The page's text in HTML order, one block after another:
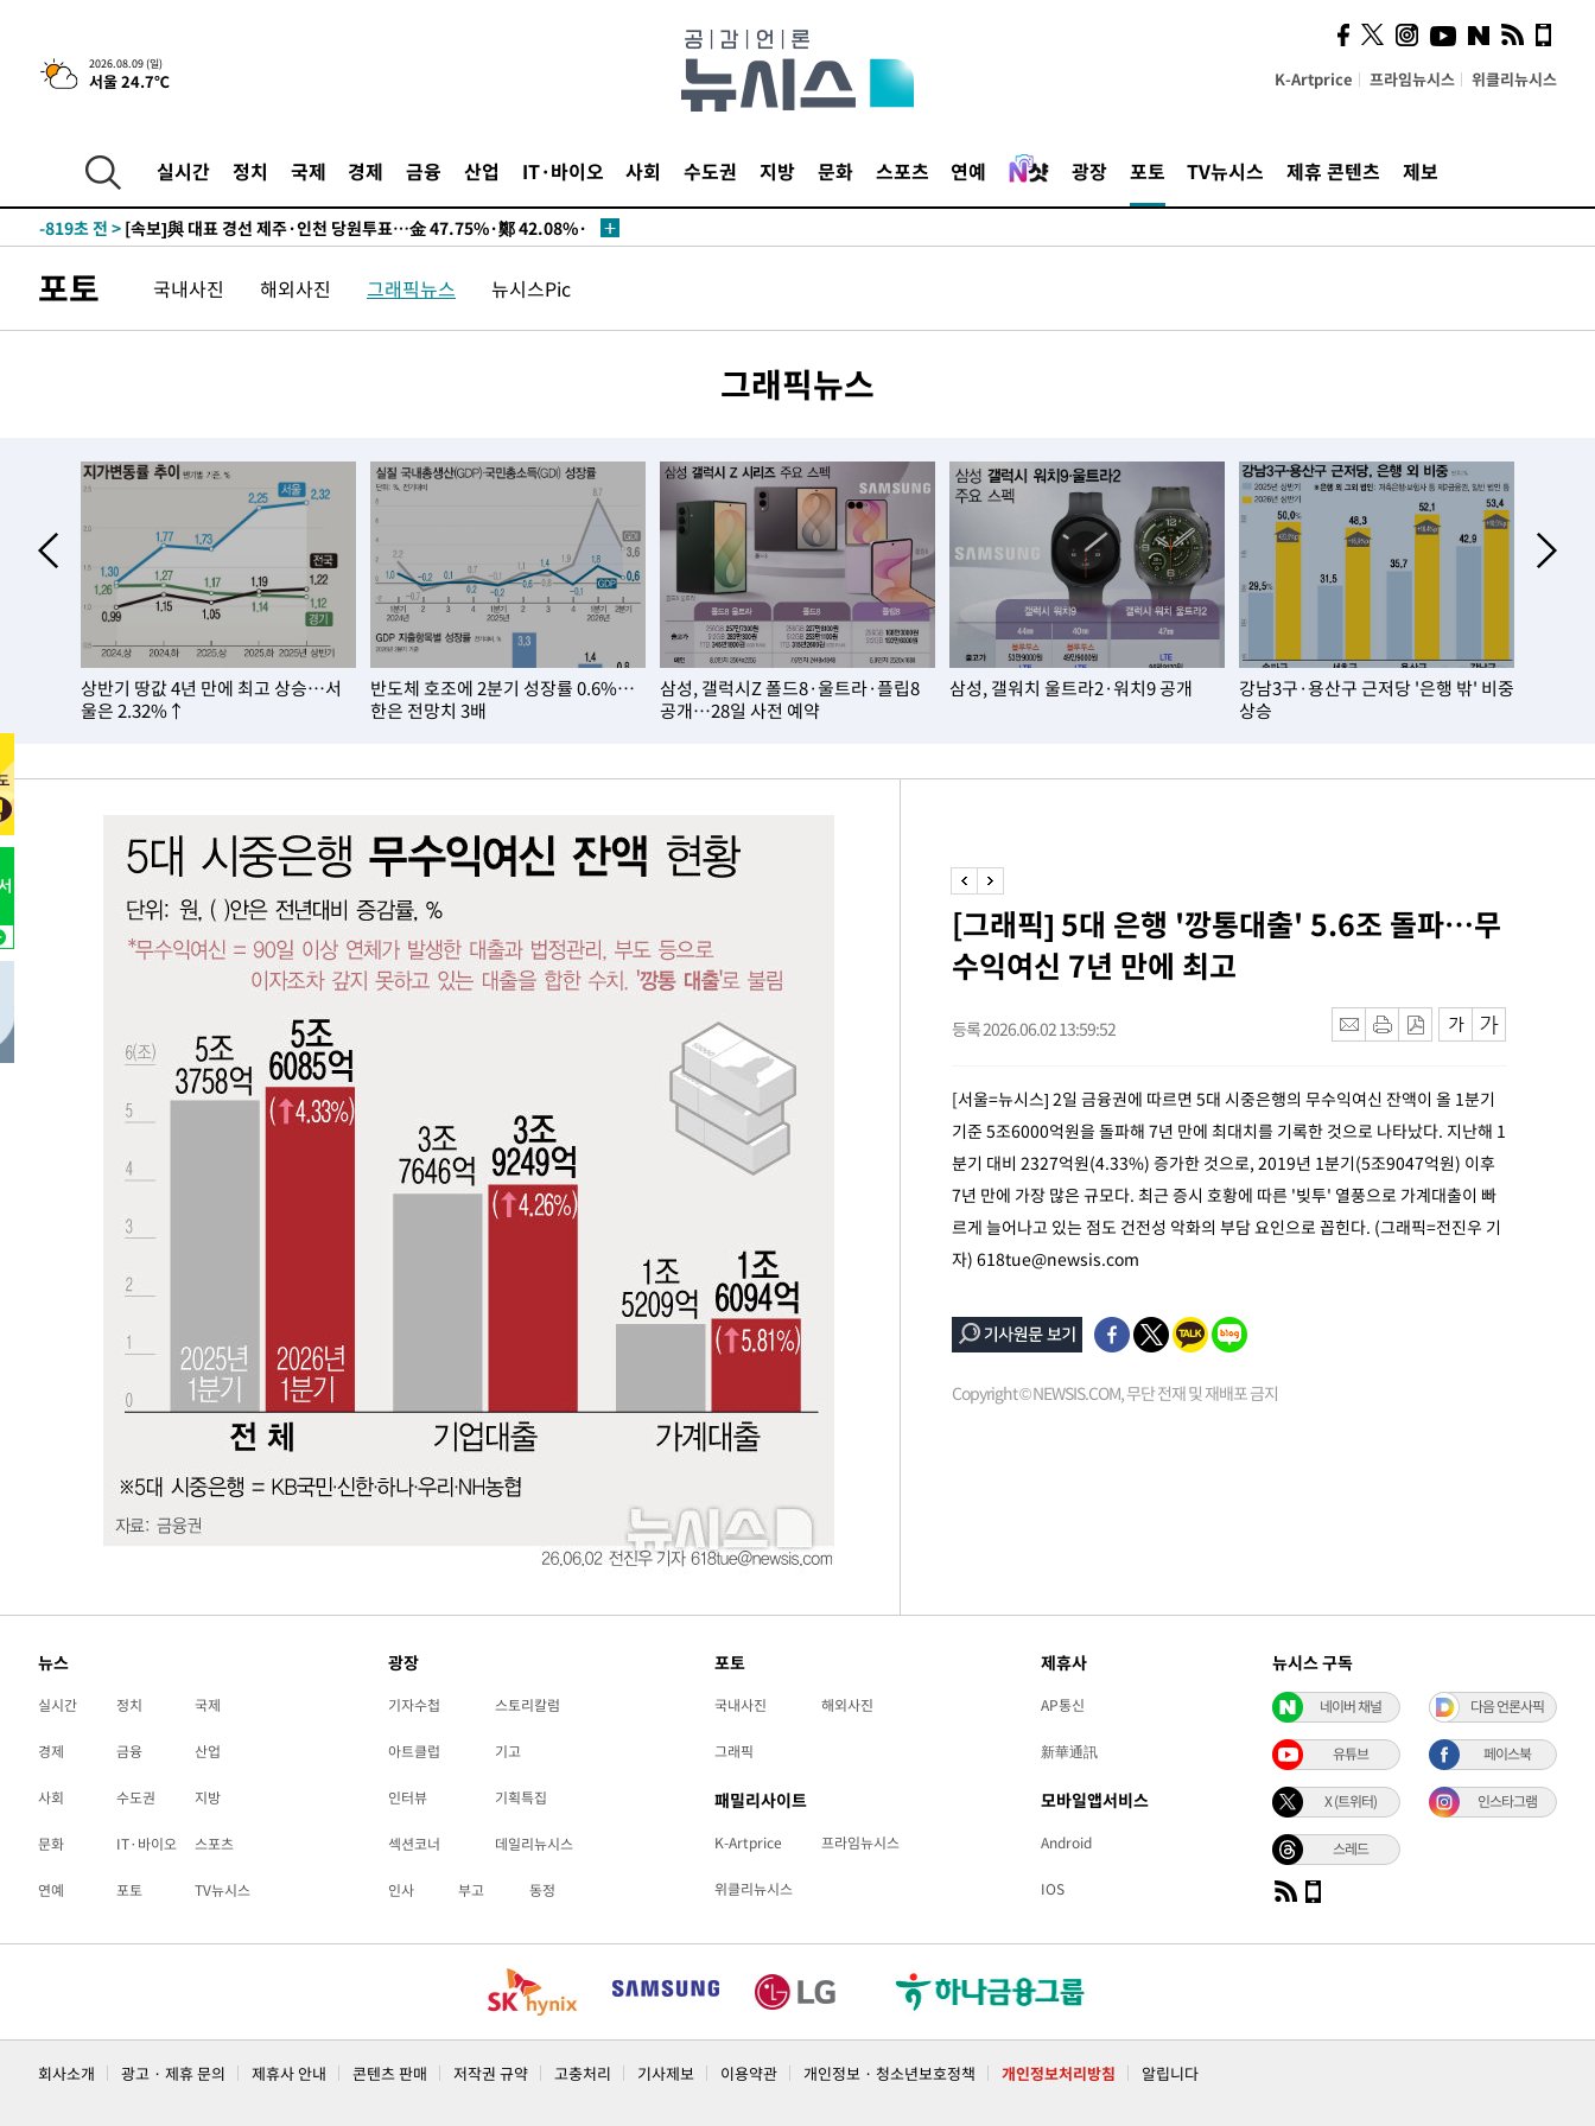
2026.08.09 (일)
서울 24.7℃ K-Artprice 프라임뉴시스 위클리뉴시스
실시간 정치 국제 경제 금융 산업 IT·바이오 사회 수도권 지방 문화 스포츠 연예 광장 포토 TV뉴시스 제휴 콘텐츠 제보
13시간 전 > [속보]뉴욕증시 상승 마감…S&P 0.6% 나스닥 1.3%↑
-1584초 전 >
[속보]與최고위원 제주·인천 순회경선…박선원·최민희·서미화·한
민수·김용 순
-1537초 전 >
래 44.56%
-819초 전 > [속보]與 대표 경선 제주·인천 당원투표…金 47.75%·鄭 42.08%·
-288초 전 >
[속보]與 당대표 경선, 제주·인천 권리당원 투표 김민석 승리
1시간 전 >낮 최고 35도 '무더위'…동해안 시간당 30㎜ '강한 비'[내일날씨]
3시간 전 >강릉에 시간당 81.4㎜ 물폭탄…도로 잠기고 담벼락 붕괴
4시간 전 >
백운산서 80년근 천종산삼 9뿌리 발견…감정가 1.3억원
5시간 전 >
선재도서 해루질 나섰다 실종 60대, 닷새 만에 숨진 채 발견
6시간 전 >남자 농구, 나고야 아시안게임서 '홈팀' 일본과 한일전
6시간 전 >여수 오동도 해상서 모터보트 전복…1명 사망·1명 실종
7시간 전 >극한폭염 한풀 꺾이지만…'낮 최고 35도' 무더위, 열대야 계속[다음주
8시간 전 >축구협회 "압수수색·성접대 논란 사과…쇄신의 기회로 삼겠다"
8시간 전 >[속보]'압수수색·성접대 논란' 축구협회 "실망과 걱정 안겨드려 죄송"
11시간 전 >
'최고 37도' 폭염 지속…강원동해안 최대 150㎜ 비
민수·김용 순
-1537초 전 >[속보]김민석, 與 전대 당원투표 누적 득표율 45.42%로 1위… 정청
[속보]與 대표 경선 제주·인천 당원투표…金 47.75%·鄭 42.08%·
이강인 "아틀레티코 이적 기뻐…등번호 7번 의미보단 팀 위해 뛸 것"
[속보]與 당대표 경선, 제주·인천 권리당원 투표 김민석 승리
낮 최고 35도 '무더위'…동해안 시간당 30㎜ '강한 비'[내일날씨]
[속보]이강인 "감독님이 원하는 마음 느꼈고, 많은 트로피 원해 아틀레
수도권 40도 육박 '펄펄'…동해안 일부 지역엔 호의주의보
온열질환 사망자 3명 늘어…누적 환자 3000명 돌파
강릉에 시간당 81.4㎜ 물폭탄…도로 잠기고 담벼락 붕괴
백운산서 80년근 천종산삼 9뿌리 발견…감정가 1.3억원
선재도서 해루질 나섰다 실종 60대, 닷새 만에 숨진 채 발견
남자 농구, 나고야 아시안게임서 '홈팀' 일본과 한일전
극한폭염 한풀 꺾이지만…'낮 최고 35도' 무더위, 열대야 계속[다음주
[속보]'압수수색·성접대 논란' 축구협회 "실망과 걱정 안겨드려 죄송"
'최고 37도' 폭염 지속…강원동해안 최대 150㎜ 비
[속보]뉴욕증시 상승 마감…S&P 0.6% 나스닥 1.3%↑
포토 국내사진 해외사진 그래픽뉴스 뉴시스Pic
그래픽뉴스
상반기 땅값 4년 만에 최고 상승…서
울은 2.32%↑
반도체 호조에 2분기 성장률 0.6%…
한은 전망치 3배
삼성, 갤럭시Z 폴드8·울트라·플립8
공개…28일 사전 예약
삼성, 갤워치 울트라2·워치9 공개
강남3구·용산구 근저당 '은행 밖' 비중
상승
[그래픽] 5대 은행 '깡통대출' 5.6조 돌파…무
수익여신 7년 만에 최고
등록 2026.06.02 13:59:52
[서울=뉴시스] 2일 금융권에 따르면 5대 시중은행의 무수익여신 잔액이 올 1분기
기준 5조6000억원을 돌파해 7년 만에 최대치를 기록한 것으로 나타났다. 지난해 1
분기 대비 2327억원(4.33%) 증가한 것으로, 2019년 1분기(5조9047억원) 이후
7년 만에 가장 많은 규모다. 최근 증시 호황에 따른 '빚투' 열풍으로 가계대출이 빠
르게 늘어나고 있는 점도 건전성 악화의 부담 요인으로 꼽힌다. (그래픽=전진우 기
자) 618tue@newsis.com
Copyright © NEWSIS.COM, 무단 전재 및 재배포 금지
뉴스
실시간 정치 국제
경제 금융 산업
사회 수도권 지방
문화 IT·바이오 스포츠
연예 포토 TV뉴시스
광장
기자수첩 스토리칼럼
아트클럽 기고
인터뷰 기획특집
섹션코너 데일리뉴시스
인사 부고 동정
포토
국내사진 해외사진
그래픽
패밀리사이트
K-Artprice 프라임뉴시스
위클리뉴시스
제휴사
AP통신
新華通訊
모바일앱서비스
Android
IOS
뉴시스 구독
네이버 채널 다음 언론사픽
유튜브 페이스북
X (트위터) 인스타그램
스레드
회사소개 광고 · 제휴 문의 제휴사 안내 콘텐츠 판매 저작권 규약 고충처리 기사제보 이용약관 개인정보 · 청소년보호정책 개인정보처리방침 알립니다